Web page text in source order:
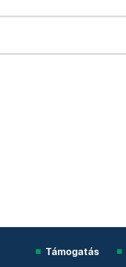
Támogatás